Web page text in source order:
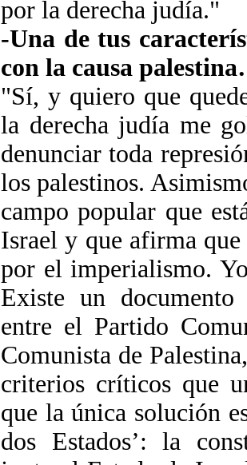
por la derecha judía."
-Una de tus
con la causa
"Sí, y quiero que
la derecha judía me
denunciar toda
los palestinos.
campo popular que
Israel y que afirma
por el imperialismo.
Existe un
entre el Partido
Comunista de
criterios críticos que
que la única solución
dos Estados’: la